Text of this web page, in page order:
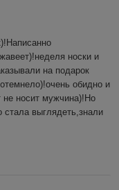
носки и
на подарок
обидно и
не носит мужчина)!Но
стала выглядеть,знали